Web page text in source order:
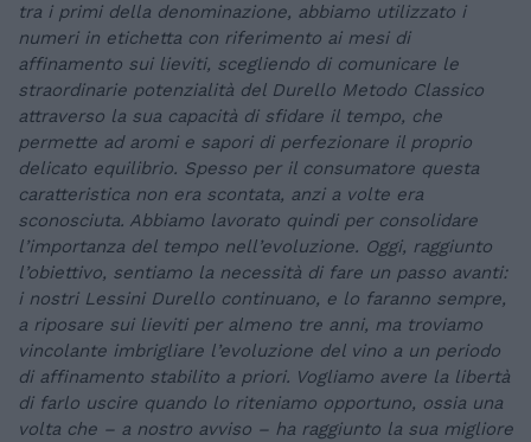
tra i primi della denominazione, abbiamo utilizzato i
numeri in etichetta con riferimento ai mesi di
affinamento sui lieviti, scegliendo di comunicare le
straordinarie potenzialità del Durello Metodo Classico
attraverso la sua capacità di sfidare il tempo, che
permette ad aromi e sapori di perfezionare il proprio
delicato equilibrio. Spesso per il consumatore questa
caratteristica non era scontata, anzi a volte era
sconosciuta. Abbiamo lavorato quindi per consolidare
l’importanza del tempo nell’evoluzione. Oggi, raggiunto
l’obiettivo, sentiamo la necessità di fare un passo avanti:
i nostri Lessini Durello continuano, e lo faranno sempre,
a riposare sui lieviti per almeno tre anni, ma troviamo
vincolante imbrigliare l’evoluzione del vino a un periodo
di affinamento stabilito a priori. Vogliamo avere la libertà
di farlo uscire quando lo riteniamo opportuno, ossia una
volta che – a nostro avviso – ha raggiunto la sua migliore